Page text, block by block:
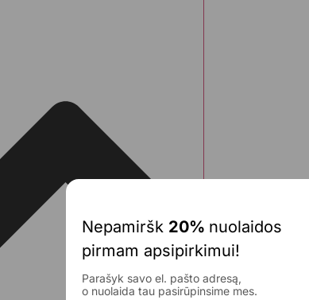
Nepamiršk 20% nuolaidos
pirmam apsipirkimui!
Parašyk savo el. pašto adresą,
o nuolaida tau pasirūpinsime mes.